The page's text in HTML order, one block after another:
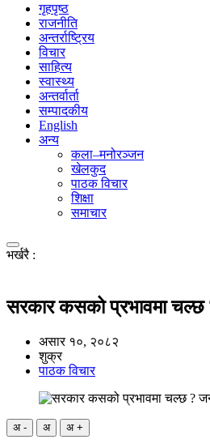
गृहपृष्ठ
राजनीति
अन्तर्राष्ट्रिय
विचार
साहित्य
स्वास्थ्य
अन्तर्वार्ता
सम्पादकीय
English
अन्य
कला–मनोरञ्जन
खेलकुद
पाठक विचार
शिक्षा
समाचार
भर्खरै :
सरकार कसको प्रभावमा
असार १०, २०८२
शुक्र
पाठक विचार
अ - अ अ +